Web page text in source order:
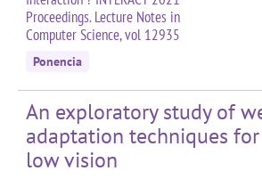
Proceedings. Lecture Notes in
Computer Science, vol 12935
Ponencia
An exploratory study of
adaptation techniques
low vision